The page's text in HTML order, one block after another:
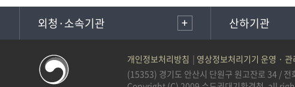
외청·소속기관 산하기관
개인정보처리방침 영상정보처리기기 운영 · 관
(15353) 경기도 안산시 단원구 원고잔로 34 /